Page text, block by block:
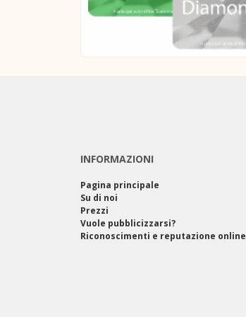
INFORMAZIONI
Pagina principale
Su di noi
Prezzi
Vuole pubblicizzarsi?
Riconoscimenti e reputazione online